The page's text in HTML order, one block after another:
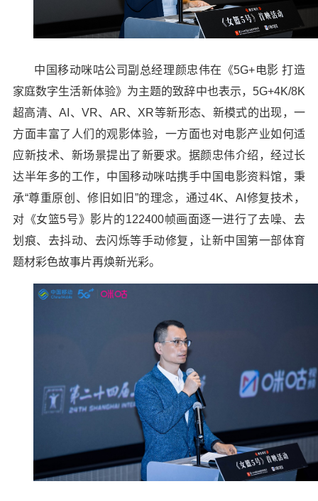
中国移动咪咕公司副总经理颜忠伟在《5G+电影 打造
家庭数字生活新体验》为主题的致辞中也表示，5G+4K/8K
超高清、AI、VR、AR、XR等新形态、新模式的出现，一
方面丰富了人们的观影体验，一方面也对电影产业如何适
应新技术、新场景提出了新要求。据颜忠伟介绍，经过长
达半年多的工作，中国移动咪咕携手中国电影资料馆，秉
承“尊重原创、修旧如旧”的理念，通过4K、AI修复技术，
对《女篮5号》影片的122400帧画面逐一进行了去噪、去
划痕、去抖动、去闪烁等手动修复，让新中国第一部体育
题材彩色故事片再焕新光彩。